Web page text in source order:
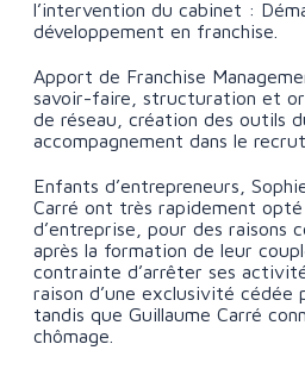
l’intervention du cabinet :
développement en franchise.
Apport de Franchise
savoir-faire, structuration et
de réseau, création des outils
accompagnement dans le
Enfants d’entrepreneurs,
Carré ont très rapidement
d’entreprise, pour des raisons
après la formation de leur
contrainte d’arrêter ses
raison d’une exclusivité cédée
tandis que Guillaume Carré
chômage.